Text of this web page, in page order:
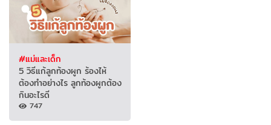
#แม่และเด็ก
5 วิธีแก้ลูกท้องผูก ร้องไห้
ต้องทำอย่างไร ลูกท้องผูกต้อง
กินอะไรดี
747